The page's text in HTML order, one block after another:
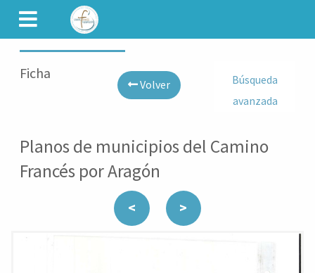
CAMINET
Ficha
Volver
Búsqueda
avanzada
Planos de municipios del Camino
Francés por Aragón
< >